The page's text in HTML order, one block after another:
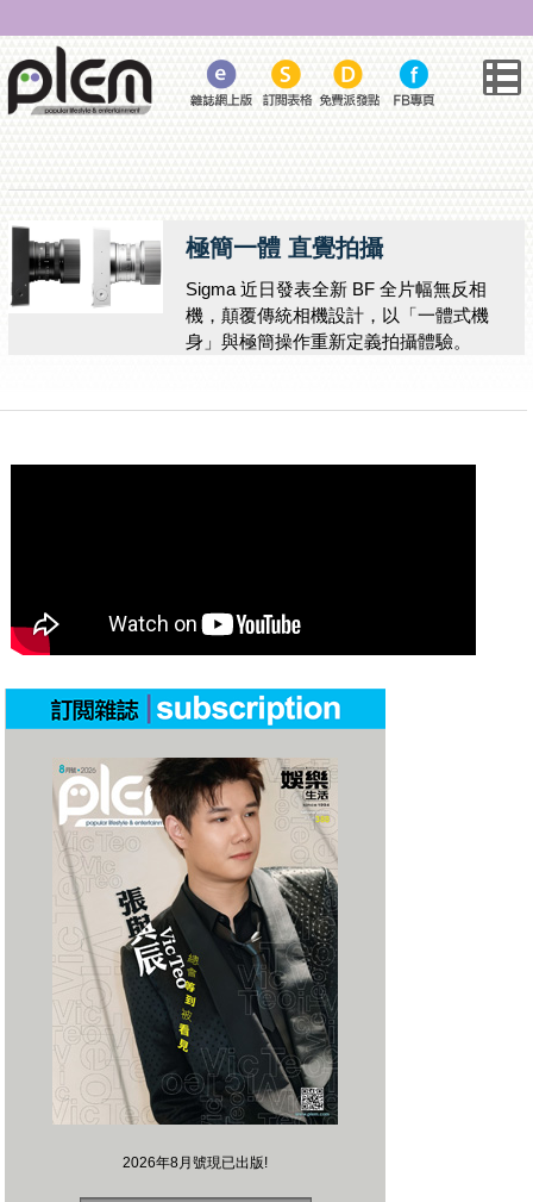
極簡一體 直覺拍攝
Sigma 近日發表全新 BF 全片幅無反相
機，顛覆傳統相機設計，以「一體式機
身」與極簡操作重新定義拍攝體驗。
2026年8月號現已出版!